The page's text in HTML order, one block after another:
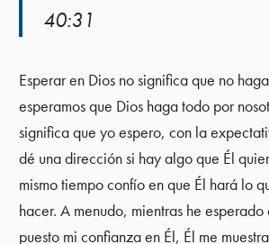
40:31
Esperar en Dios no significa que no
esperamos que Dios haga todo por
significa que yo espero, con la
dé una dirección si hay algo que Él
mismo tiempo confío en que Él hará lo
hacer. A menudo, mientras he esperado
puesto mi confianza en Él, Él me